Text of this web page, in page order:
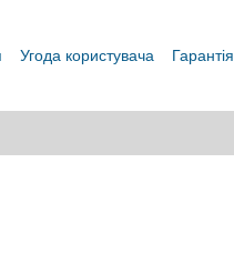
Угода користувача Гарантія